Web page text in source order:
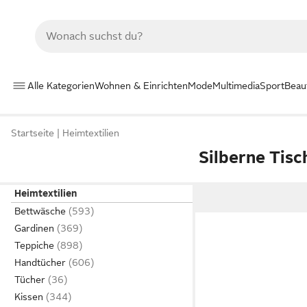
Alle KategorienWohnen & EinrichtenModeMultimediaSport
Startseite Heimtextilien
Silberne
Heimtextilien
Bettwäsche
Gardinen
Teppiche
Handtücher
Tücher
Kissen